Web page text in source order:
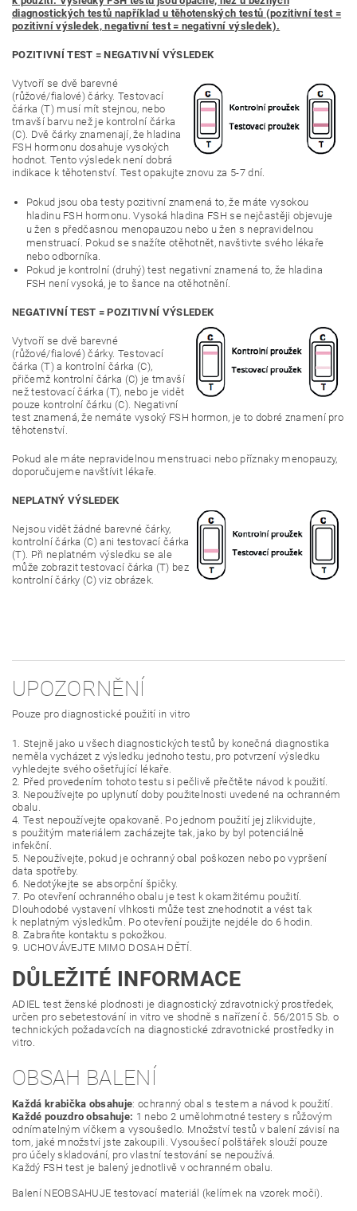
diagnostických testů například u těhotenských testů (pozitivní test =
pozitivní výsledek, negativní test = negativní výsledek).
POZITIVNÍ TEST = NEGATIVNÍ VÝSLEDEK
Vytvoří se dvě barevné
(růžové/fialové) čárky. Testovací
čárka (T) musí mít stejnou, nebo
tmavší barvu než je kontrolní čárka
(C). Dvě čárky znamenají, že hladina
FSH hormonu dosahuje vysokých
hodnot. Tento výsledek není dobrá
indikace k těhotenství. Test opakujte znovu za 5-7 dní.
Pokud jsou oba testy pozitivní znamená to, že máte vysokou
hladinu FSH hormonu. Vysoká hladina FSH se nejčastěji objevuje
u žen s předčasnou menopauzou nebo u žen s nepravidelnou
menstruací. Pokud se snažíte otěhotnět, navštivte svého lékaře
nebo odborníka.
Pokud je kontrolní (druhý) test negativní znamená to, že hladina
FSH není vysoká, je to šance na otěhotnění.
NEGATIVNÍ TEST = POZITIVNÍ VÝSLEDEK
Vytvoří se dvě barevné
(růžové/fialové) čárky. Testovací
čárka (T) a kontrolní čárka (C),
přičemž kontrolní čárka (C) je tmavší
než testovací čárka (T), nebo je vidět
pouze kontrolní čárku (C). Negativní
test znamená, že nemáte vysoký FSH hormon, je to dobré znamení pro
těhotenství.
Pokud ale máte nepravidelnou menstruaci nebo příznaky menopauzy,
doporučujeme navštívit lékaře.
NEPLATNÝ VÝSLEDEK
Nejsou vidět žádné barevné čárky,
kontrolní čárka (C) ani testovací čárka
(T). Při neplatném výsledku se ale
může zobrazit testovací čárka (T) bez
kontrolní čárky (C) viz obrázek.
UPOZORNĚNÍ
Pouze pro diagnostické použití in vitro
1. Stejně jako u všech diagnostických testů by konečná diagnostika
neměla vycházet z výsledku jednoho testu, pro potvrzení výsledku
vyhledejte svého ošetřující lékaře.
2. Před provedením tohoto testu si pečlivě přečtěte návod k použití.
3. Nepoužívejte po uplynutí doby použitelnosti uvedené na ochranném
obalu.
4. Test nepoužívejte opakovaně. Po jednom použití jej zlikvidujte,
s použitým materiálem zacházejte tak, jako by byl potenciálně
infekční.
5. Nepoužívejte, pokud je ochranný obal poškozen nebo po vypršení
data spotřeby.
6. Nedotýkejte se absorpční špičky.
7. Po otevření ochranného obalu je test k okamžitému použití.
Dlouhodobé vystavení vlhkosti může test znehodnotit a vést tak
k neplatným výsledkům. Po otevření použijte nejdéle do 6 hodin.
8. Zabraňte kontaktu s pokožkou.
9. UCHOVÁVEJTE MIMO DOSAH DĚTÍ.
DŮLEŽITÉ INFORMACE
ADIEL test ženské plodnosti je diagnostický zdravotnický prostředek,
určen pro sebetestování in vitro ve shodně s nařízení č. 56/2015 Sb. o
technických požadavcích na diagnostické zdravotnické prostředky in
vitro.
OBSAH BALENÍ
Každá krabička obsahuje: ochranný obal s testem a návod k použití.
Každé pouzdro obsahuje: 1 nebo 2 umělohmotné testery s růžovým
odnímatelným víčkem a vysoušedlo. Množství testů v balení závisí na
tom, jaké množství jste zakoupili. Vysoušecí polštářek slouží pouze
pro účely skladování, pro vlastní testování se nepoužívá.
Každý FSH test je balený jednotlivě v ochranném obalu.
Balení NEOBSAHUJE testovací materiál (kelímek na vzorek moči).